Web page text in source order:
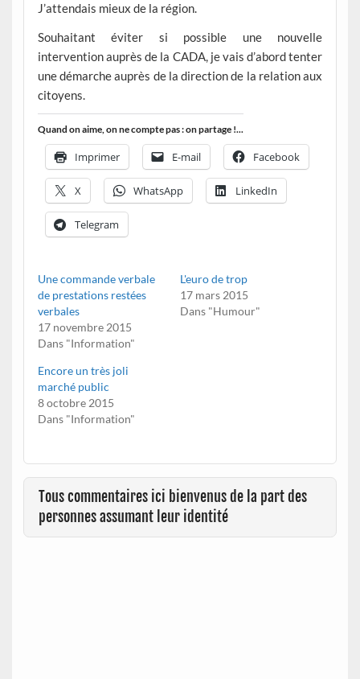
J’attendais mieux de la région.
Souhaitant éviter si possible une nouvelle
intervention auprès de la CADA, je vais d’abord tenter
une démarche auprès de la direction de la relation aux
citoyens.
Quand on aime, on ne compte pas : on partage !...
Imprimer E-mail Facebook
X WhatsApp LinkedIn
Telegram
Une commande verbale
de prestations restées
verbales
17 novembre 2015
Dans "Information"
L'euro de trop
17 mars 2015
Dans "Humour"
Encore un très joli
marché public
8 octobre 2015
Dans "Information"
Tous commentaires ici bienvenus de la part des
personnes assumant leur identité